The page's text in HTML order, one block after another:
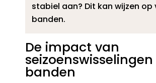
stabiel aan? Dit kan wijzen op
banden.​
De impact van
banden